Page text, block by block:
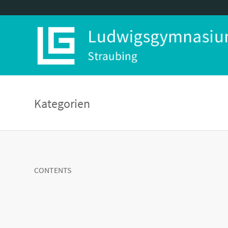
Kategorien
CONTENTS